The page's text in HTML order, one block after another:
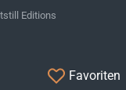
Editions
Favoriten